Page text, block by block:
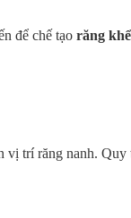
để chế tạo răng
vị trí răng nanh. Quy